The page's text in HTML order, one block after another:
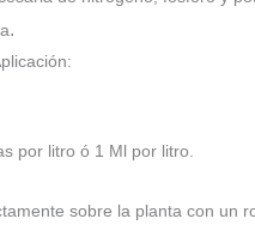
.
por litro ó 1 Ml por litro.
sobre la planta con un